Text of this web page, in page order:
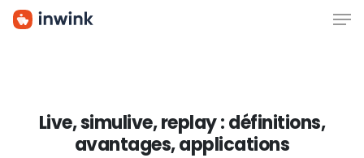
Skip
Live, simulive, replay : définitions,
avantages, applications